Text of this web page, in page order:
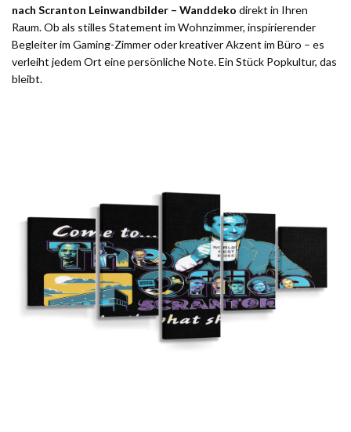
nach Scranton Leinwandbilder – Wanddeko direkt in Ihren
Raum. Ob als stilles Statement im Wohnzimmer, inspirierender
Begleiter im Gaming-Zimmer oder kreativer Akzent im Büro – es
verleiht jedem Ort eine persönliche Note. Ein Stück Popkultur, das
bleibt.